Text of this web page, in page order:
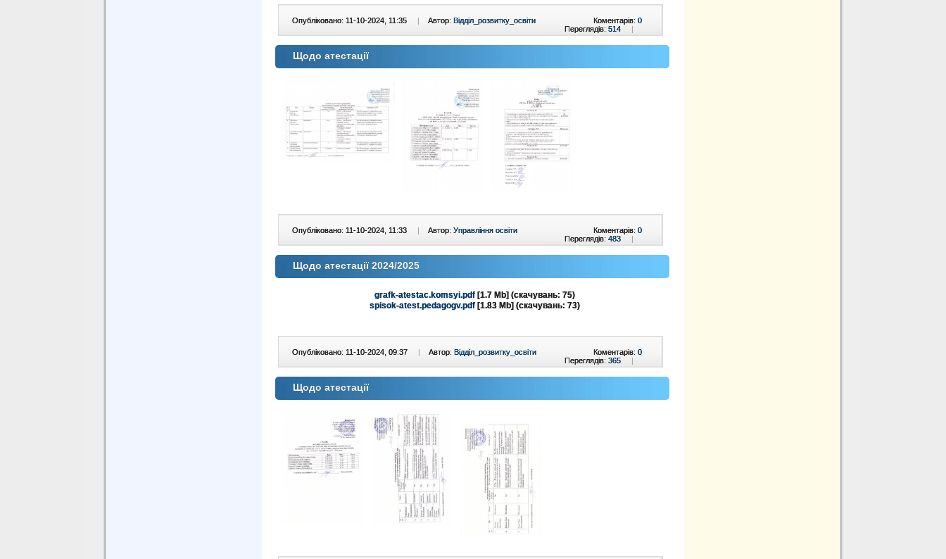
Опубліковано: 11-10-2024, 11:35 | Автор: Відділ_розвитку_освіти Коментарів: 0
Переглядів: 514 |
Щодо атестації
Опубліковано: 11-10-2024, 11:33 | Автор: Управління освіти Коментарів: 0
Переглядів: 483 |
Щодо атестації 2024/2025
grafk-atestac.komsyi.pdf [1.7 Mb] (cкачувань: 75)
spisok-atest.pedagogv.pdf [1.83 Mb] (cкачувань: 73)
Опубліковано: 11-10-2024, 09:37 | Автор: Відділ_розвитку_освіти Коментарів: 0
Переглядів: 365 |
Щодо атестації